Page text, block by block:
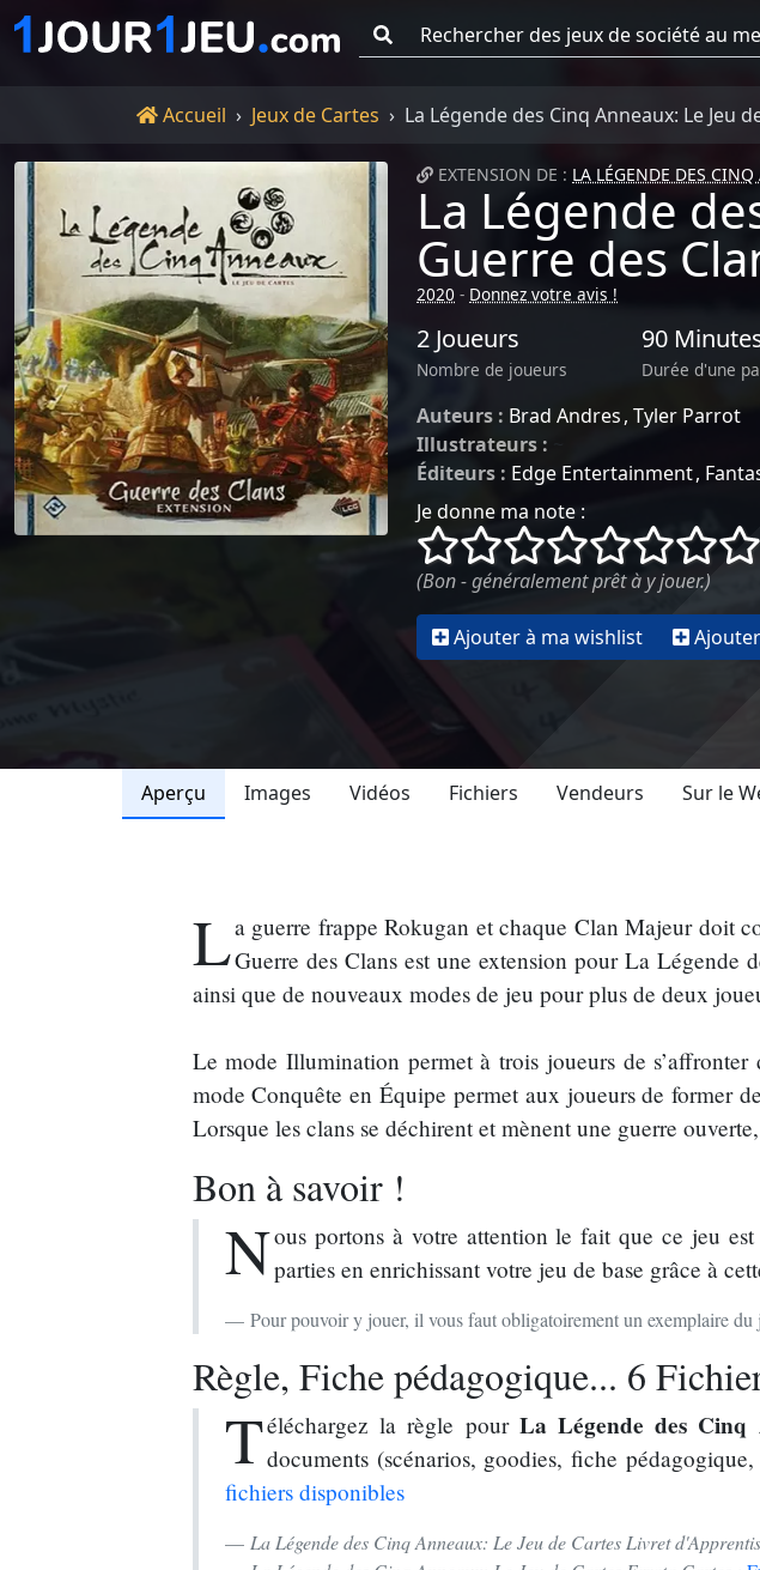
Accueil
Accueil Jeux de Cartes La Légende des Cinq Anneaux: Le Jeu
EXTENSION DE : LA LÉGENDE DES CINQ
La Légende
Guerre des
2020 - Donnez votre avis !
2 Joueurs
Nombre de joueurs
90
Durée d'une
Auteurs : Brad Andres Tyler Parrot
Illustrateurs :
Éditeurs : Edge Entertainment
Je donne ma note :
()
() () () () () ()
(Bon - généralement prêt à y jouer.)
Ajouter à ma wishlist
Aperçu Images Vidéos Fichiers Vendeurs Sur le
La guerre frappe Rokugan et chaque Clan Majeur doit
Guerre des Clans est une extension pour La
ainsi que de nouveaux modes de jeu pour plus de deux
Le mode Illumination permet à trois joueurs de
mode Conquête en Équipe permet aux joueurs de former
Lorsque les clans se déchirent et mènent une guerre
Bon à savoir !
Nous portons à votre attention le fait que ce jeu
parties en enrichissant votre jeu de base grâce à
Pour pouvoir y jouer, il vous faut obligatoirement un exemplaire du
Règle, Fiche pédagogique... 6
Téléchargez la règle pour La Légende des
documents (scénarios, goodies, fiche
fichiers disponibles
La Légende des Cinq Anneaux: Le Jeu de Cartes Livret